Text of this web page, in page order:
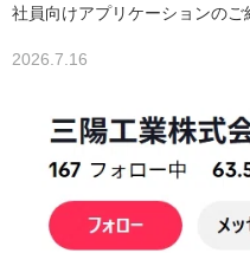
社員向けアプリケーションの
2026.7.16